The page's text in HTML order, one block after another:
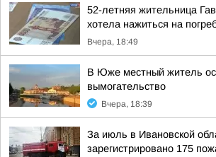
52-летняя жительница
хотела нажиться на
Вчера, 18:49
В Юже местный житель
вымогательство
Вчера, 18:39
За июль в Ивановской
зарегистрировано 175